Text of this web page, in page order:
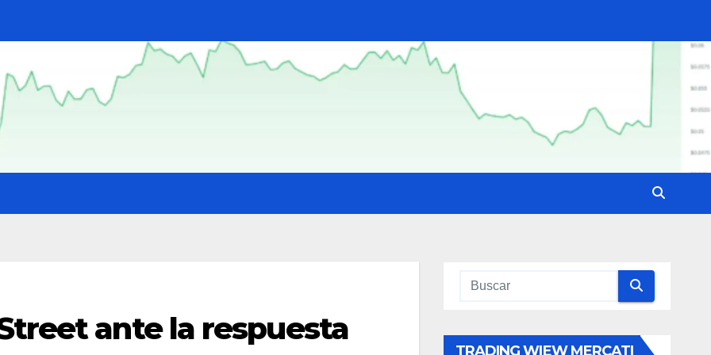
ante la respuesta
TRADING WIEW MERCATI